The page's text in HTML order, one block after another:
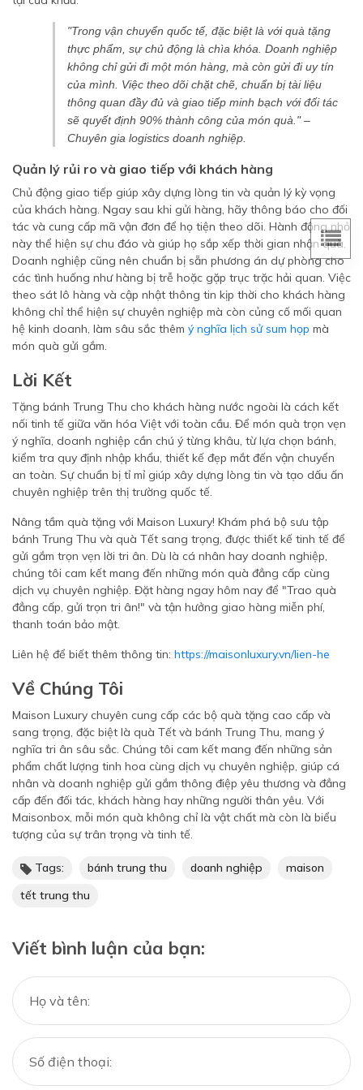
"Trong vận chuyển quốc tế, đặc biệt là với quà tặng
thực phẩm, sự chủ động là chìa khóa. Doanh nghiệp
không chỉ gửi đi một món hàng, mà còn gửi đi uy tín
của mình. Việc theo dõi chặt chẽ, chuẩn bị tài liệu
thông quan đầy đủ và giao tiếp minh bạch với đối tác
sẽ quyết định 90% thành công của món quà."–
Chuyên gia logistics doanh nghiệp.
Quản lý rủi ro và giao tiếp với khách hàng
Chủ động giao tiếp giúp xây dựng lòng tin và quản lý kỳ vọng
của khách hàng. Ngay sau khi gửi hàng, hãy thông báo cho đối
tác và cung cấp mã vận đơn để họ tiện theo dõi. Hành động nhỏ
này thể hiện sự chu đáo và giúp họ sắp xếp thời gian nhận quà.
Doanh nghiệp cũng nên chuẩn bị sẵn phương án dự phòng cho
các tình huống như hàng bị trễ hoặc gặp trục trặc hải quan. Việc
theo sát lô hàng và cập nhật thông tin kịp thời cho khách hàng
không chỉ thể hiện sự chuyên nghiệp mà còn củng cố mối quan
hệ kinh doanh, làm sâu sắc thêm ý nghĩa lịch sử sum họp mà
món quà gửi gắm.
Lời Kết
Tặng bánh Trung Thu cho khách hàng nước ngoài là cách kết
nối tinh tế giữa văn hóa Việt với toàn cầu. Để món quà trọn vẹn
ý nghĩa, doanh nghiệp cần chú ý từng khâu, từ lựa chọn bánh,
kiểm tra quy định nhập khẩu, thiết kế đẹp mắt đến vận chuyển
an toàn. Sự chuẩn bị tỉ mỉ giúp xây dựng lòng tin và tạo dấu ấn
chuyên nghiệp trên thị trường quốc tế.
Nâng tầm quà tặng với Maison Luxury! Khám phá bộ sưu tập
bánh Trung Thu và quà Tết sang trọng, được thiết kế tinh tế để
gửi gắm trọn vẹn lời tri ân. Dù là cá nhân hay doanh nghiệp,
chúng tôi cam kết mang đến những món quà đẳng cấp cùng
dịch vụ chuyên nghiệp. Đặt hàng ngay hôm nay để "Trao quà
đẳng cấp, gửi trọn tri ân!" và tận hưởng giao hàng miễn phí,
thanh toán bảo mật.
Liên hệ để biết thêm thông tin: https://maisonluxury.vn/lien-he
Về Chúng Tôi
Maison Luxury chuyên cung cấp các bộ quà tặng cao cấp và
sang trọng, đặc biệt là quà Tết và bánh Trung Thu, mang ý
nghĩa tri ân sâu sắc. Chúng tôi cam kết mang đến những sản
phẩm chất lượng tinh hoa cùng dịch vụ chuyên nghiệp, giúp cá
nhân và doanh nghiệp gửi gắm thông điệp yêu thương và đẳng
cấp đến đối tác, khách hàng hay những người thân yêu. Với
Maisonbox, mỗi món quà không chỉ là vật chất mà còn là biểu
tượng của sự trân trọng và tinh tế.
Tags: bánh trung thu doanh nghiệp
maison
tết trung thu
Viết bình luận của bạn: